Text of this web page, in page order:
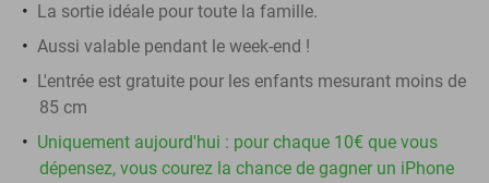
La sortie idéale pour toute la famille.
Aussi valable pendant le week-end !
L'entrée est gratuite pour les enfants mesurant moins de
85 cm
Uniquement aujourd'hui : pour chaque 10€ que vous
dépensez, vous courez la chance de gagner un iPhone